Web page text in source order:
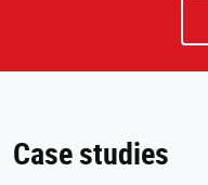
Case studies